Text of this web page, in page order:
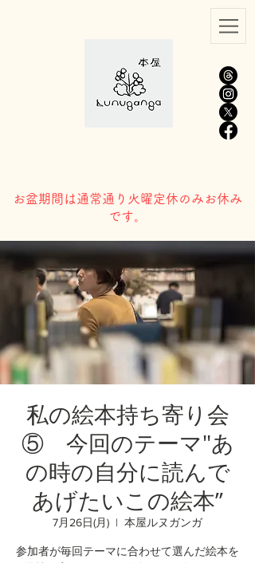
​お盆期間は通常通り火曜定休のみお休み
です。
私の絵本持ち寄り会
⑤ 今回のテーマ"あ
の時の自分に読んで
あげたいこの絵本”
7月26日(月)
  |
本屋ルヌガンガ
参加者が毎回テーマに合わせて選んだ絵本を